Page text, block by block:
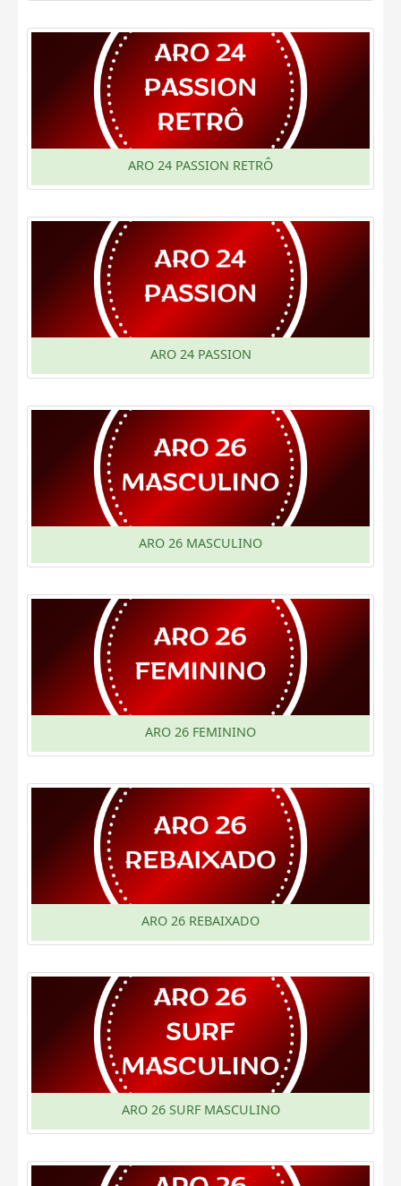
ARO 24 PASSION RETRÔ
ARO 24 PASSION
ARO 26 MASCULINO
ARO 26 FEMININO
ARO 26 REBAIXADO
ARO 26 SURF MASCULINO